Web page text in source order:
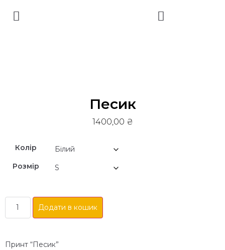
Песик
1400,00 ₴
Колір
Розмір
Додати в кошик
Принт “Песик”